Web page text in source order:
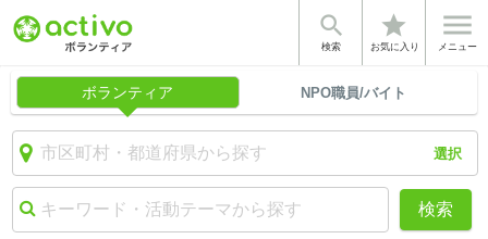

検索
star
お気に入り

メニュー
ボランティア NPO職員/バイト
選択
検索